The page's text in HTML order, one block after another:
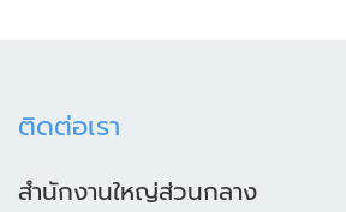
ติดต่อเรา
สำนักงานใหญ่ส่วนกลาง